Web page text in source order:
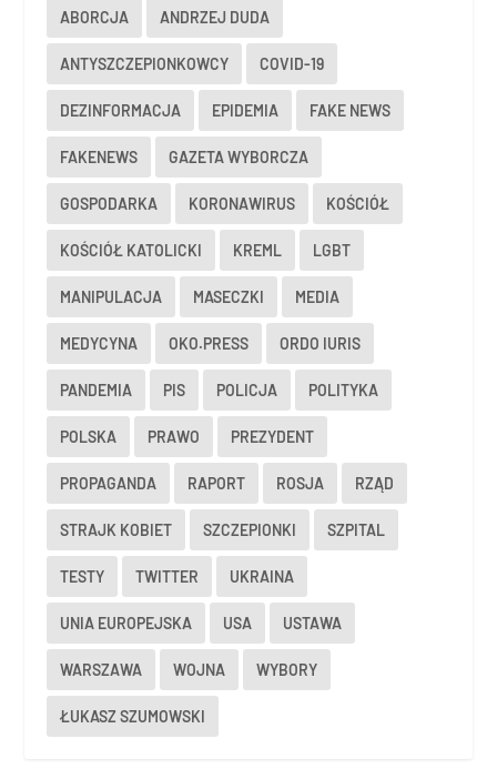
ABORCJA ANDRZEJ DUDA
ANTYSZCZEPIONKOWCY COVID-19
DEZINFORMACJA EPIDEMIA FAKE NEWS
FAKENEWS GAZETA WYBORCZA
GOSPODARKA KORONAWIRUS KOŚCIÓŁ
KOŚCIÓŁ KATOLICKI KREML LGBT
MANIPULACJA MASECZKI MEDIA
MEDYCYNA OKO.PRESS ORDO IURIS
PANDEMIA PIS POLICJA POLITYKA
POLSKA PRAWO PREZYDENT
PROPAGANDA RAPORT ROSJA RZĄD
STRAJK KOBIET SZCZEPIONKI SZPITAL
TESTY TWITTER UKRAINA
UNIA EUROPEJSKA USA USTAWA
WARSZAWA WOJNA WYBORY
ŁUKASZ SZUMOWSKI